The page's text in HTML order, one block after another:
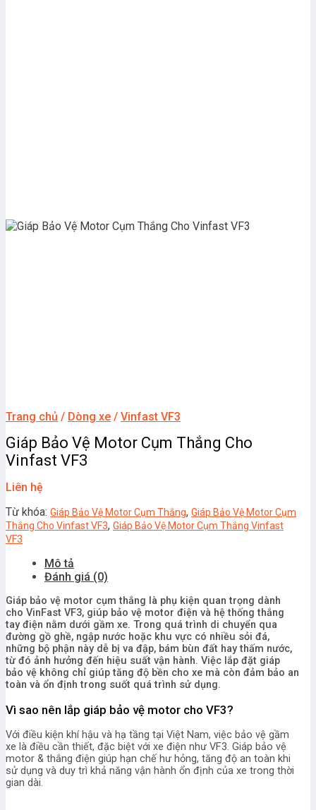
Trang chủ / Dòng xe / Vinfast VF3
Giáp Bảo Vệ Motor Cụm Thắng Cho
Vinfast VF3
Liên hệ
Từ khóa: Giáp Bảo Vệ Motor Cụm Thắng, Giáp Bảo Vệ Motor Cụm
Thắng Cho Vinfast VF3, Giáp Bảo Vệ Motor Cụm Thắng Vinfast
VF3
Mô tả
Đánh giá (0)
Giáp bảo vệ motor cụm thắng là phụ kiện quan trọng dành
cho VinFast VF3, giúp bảo vệ motor điện và hệ thống thắng
tay điện nằm dưới gầm xe. Trong quá trình di chuyển qua
đường gồ ghề, ngập nước hoặc khu vực có nhiều sỏi đá,
những bộ phận này dễ bị va đập, bám bùn đất hay thấm nước,
từ đó ảnh hưởng đến hiệu suất vận hành. Việc lắp đặt giáp
bảo vệ không chỉ giúp tăng độ bền cho xe mà còn đảm bảo an
toàn và ổn định trong suốt quá trình sử dụng.
Vì sao nên lắp giáp bảo vệ motor cho VF3?
Với điều kiện khí hậu và hạ tầng tại Việt Nam, việc bảo vệ gầm
xe là điều cần thiết, đặc biệt với xe điện như VF3. Giáp bảo vệ
motor & thắng điện giúp hạn chế hư hỏng, tăng độ an toàn khi
sử dụng và duy trì khả năng vận hành ổn định của xe trong thời
gian dài.